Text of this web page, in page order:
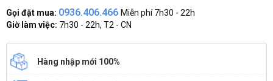
Gọi đặt mua: 0936.406.466 Miễn phí 7h30 - 22h
Giờ làm việc: 7h30 - 22h, T2 - CN
Hàng nhập mới 100%